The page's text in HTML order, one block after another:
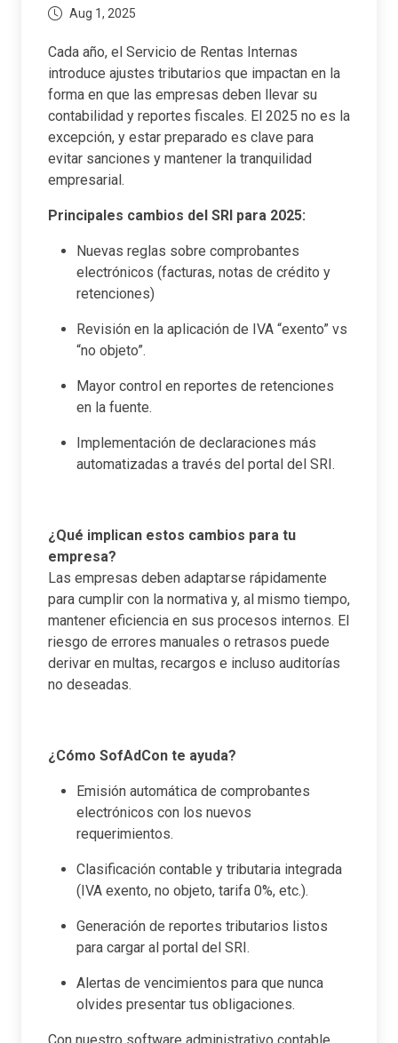
Aug 1, 2025
Cada año, el Servicio de Rentas Internas
introduce ajustes tributarios que impactan en la
forma en que las empresas deben llevar su
contabilidad y reportes fiscales. El 2025 no es la
excepción, y estar preparado es clave para
evitar sanciones y mantener la tranquilidad
empresarial.
Principales cambios del SRI para 2025:
Nuevas reglas sobre comprobantes
electrónicos (facturas, notas de crédito y
retenciones)
Revisión en la aplicación de IVA “exento” vs
“no objeto”.
Mayor control en reportes de retenciones
en la fuente.
Implementación de declaraciones más
automatizadas a través del portal del SRI.
¿Qué implican estos cambios para tu
empresa?
Las empresas deben adaptarse rápidamente
para cumplir con la normativa y, al mismo tiempo,
mantener eficiencia en sus procesos internos. El
riesgo de errores manuales o retrasos puede
derivar en multas, recargos e incluso auditorías
no deseadas.
¿Cómo SofAdCon te ayuda?
Emisión automática de comprobantes
electrónicos con los nuevos
requerimientos.
Clasificación contable y tributaria integrada
(IVA exento, no objeto, tarifa 0%, etc.).
Generación de reportes tributarios listos
para cargar al portal del SRI.
Alertas de vencimientos para que nunca
olvides presentar tus obligaciones.
Con nuestro software administrativo contable